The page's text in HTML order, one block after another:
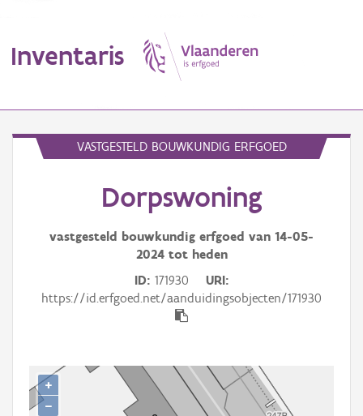
Inventaris
Aanduidingsobject
Thema
Persoon of collectief
Downloads
VASTGESTELD BOUWKUNDIG ERFGOED
Dorpswoning
vastgesteld bouwkundig erfgoed van 14-05-
2024tot heden
ID 171930
URI
https://id.erfgoed.net/aanduidingsobjecten/171930
+
−